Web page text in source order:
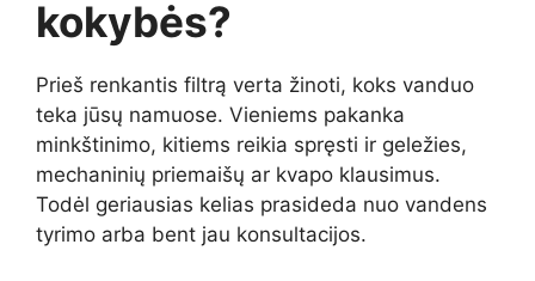
kokybės?
Prieš renkantis filtrą verta žinoti, koks vanduo
teka jūsų namuose. Vieniems pakanka
minkštinimo, kitiems reikia spręsti ir geležies,
mechaninių priemaišų ar kvapo klausimus.
Todėl geriausias kelias prasideda nuo vandens
tyrimo arba bent jau konsultacijos.